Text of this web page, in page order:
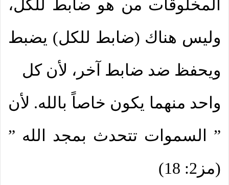
المخلوقات من هو ضابط للكل،
وليس هناك (ضابط للكل) يضبط
ويحفظ ضد ضابط آخر، لأن كل
واحد منهما يكون خاصاً بالله. لأن
” السموات تتحدث بمجد الله ”
(مز2: 18)